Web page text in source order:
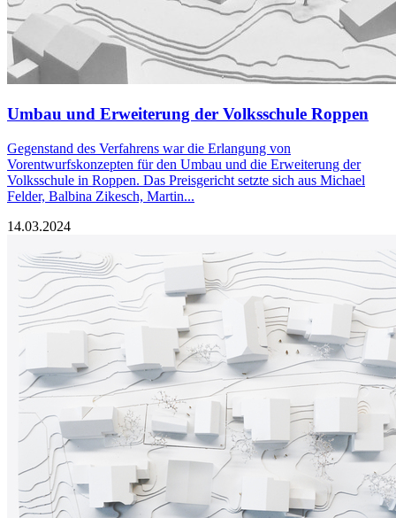
Umbau und Erweiterung der Volksschule Roppen
Gegenstand des Verfahrens war die Erlangung von
Vorentwurfskonzepten für den Umbau und die Erweiterung der
Volksschule in Roppen. Das Preisgericht setzte sich aus Michael
Felder, Balbina Zikesch, Martin...
14.03.2024